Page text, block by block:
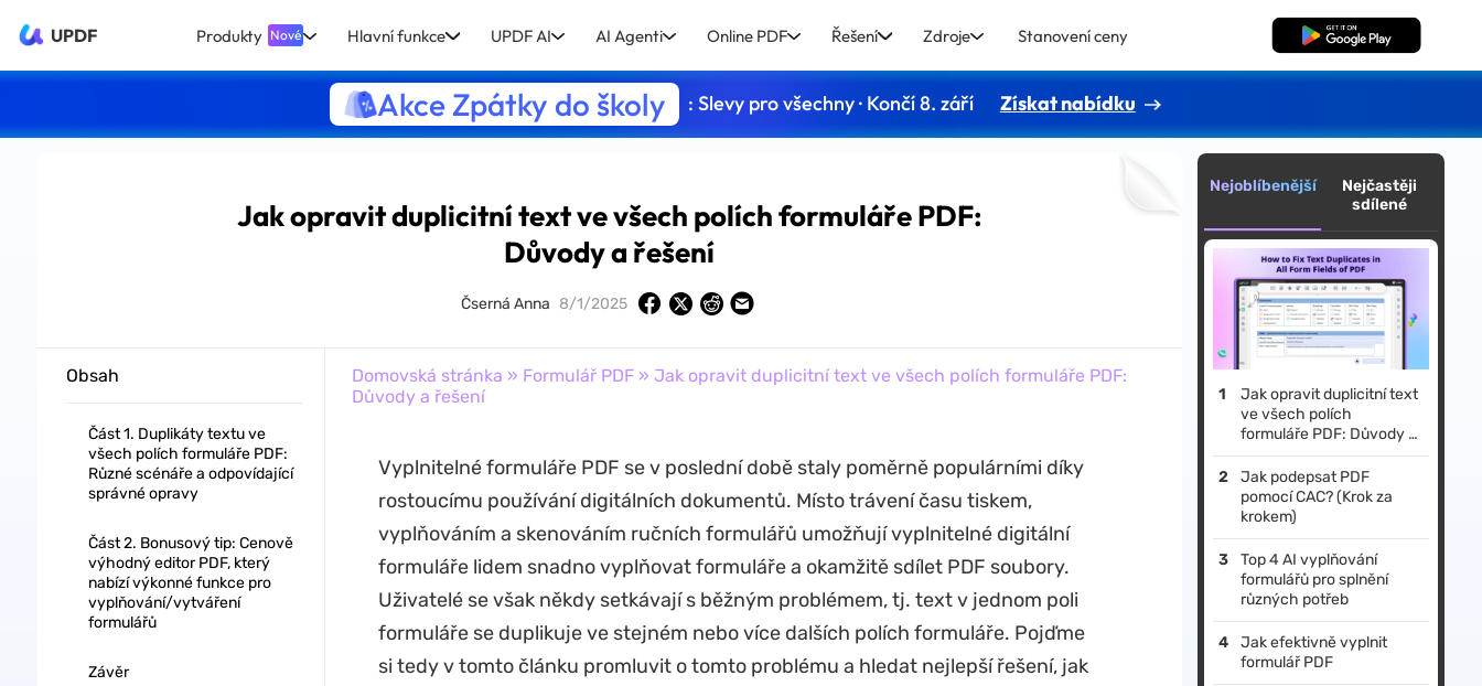
UPDF Produkty Nové Hlavní funkce UPDF AI AI Agenti Online PDF Řešení Zdroje Stanovení ceny Bezplatné stažení
Akce Zpátky do školy : Slevy pro všechny · Končí 8. září Získat nabídku
Jak opravit duplicitní text ve všech polích formuláře PDF:
Důvody a řešení
Čserná Anna 8/1/2025
Obsah
Část 1. Duplikáty textu ve
všech polích formuláře PDF:
Různé scénáře a odpovídající
správné opravy
Část 2. Bonusový tip: Cenově
výhodný editor PDF, který
nabízí výkonné funkce pro
vyplňování/vytváření
formulářů
Závěr
Domovská stránka » Formulář PDF» Jak opravit duplicitní text ve všech polích formuláře PDF:
Důvody a řešení
Vyplnitelné formuláře PDF se v poslední době staly poměrně populárními díky
rostoucímu používání digitálních dokumentů. Místo trávení času tiskem,
vyplňováním a skenováním ručních formulářů umožňují vyplnitelné digitální
formuláře lidem snadno vyplňovat formuláře a okamžitě sdílet PDF soubory.
Uživatelé se však někdy setkávají s běžným problémem, tj. text v jednom poli
formuláře se duplikuje ve stejném nebo více dalších polích formuláře. Pojďme
si tedy v tomto článku promluvit o tomto problému a hledat nejlepší řešení, jak
Nejoblíbenější
Nejčastěji
sdílené
Jak opravit duplicitní text
ve všech polích
formuláře PDF: Důvody a
řešení
Jak podepsat PDF
pomocí CAC? (Krok za
krokem)
Top 4 AI vyplňování
formulářů pro splnění
různých potřeb
Jak efektivně vyplnit
formulář PDF